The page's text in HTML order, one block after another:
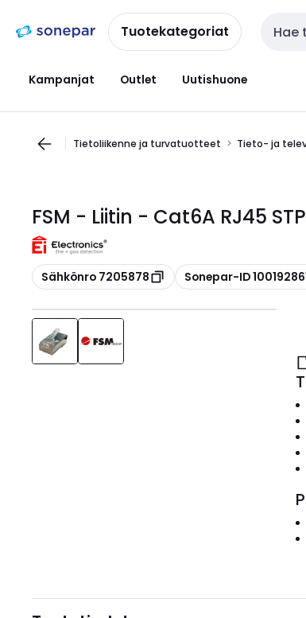
navigointiinsisältöönTuotekategoriat Haku
Kampanjat Outlet Uutishuone
Tietoliikenne ja turvatuotteet Tieto- ja
FSM - Liitin - Cat6A RJ45
Kopioi
Sähkönro 7205878 Kopioi
Sonepar-ID